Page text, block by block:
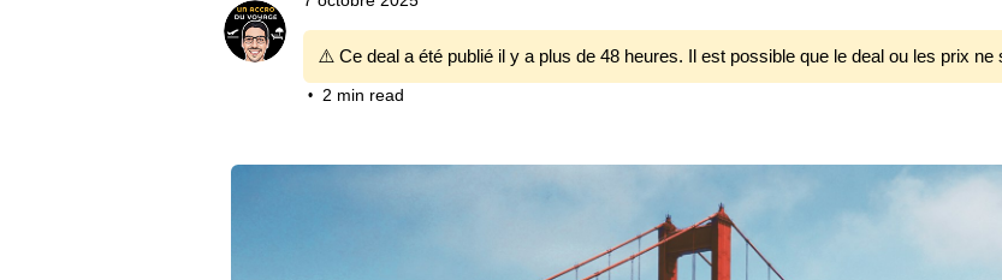
⚠️ Ce deal a été publié il y a plus de 48 heures. Il est possible que le deal ou les prix ne
• 2 min read